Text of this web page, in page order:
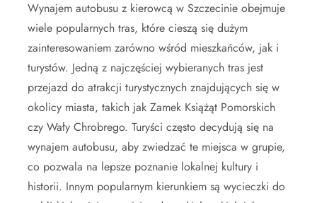
Wynajem autobusu z kierowcą w Szczecinie obejmuje
wiele popularnych tras, które cieszą się dużym
zainteresowaniem zarówno wśród mieszkańców, jak i
turystów. Jedną z najczęściej wybieranych tras jest
przejazd do atrakcji turystycznych znajdujących się w
okolicy miasta, takich jak Zamek Książąt Pomorskich
czy Wały Chrobrego. Turyści często decydują się na
wynajem autobusu, aby zwiedzać te miejsca w grupie,
co pozwala na lepsze poznanie lokalnej kultury i
historii. Innym popularnym kierunkiem są wycieczki do